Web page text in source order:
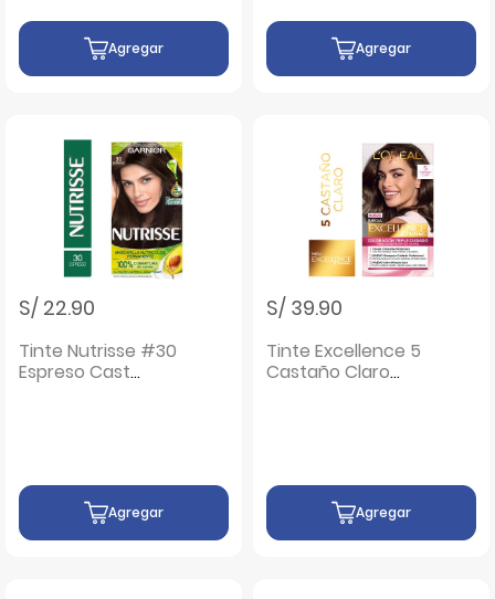
Agregar Agregar
S/ 22.90
Tinte Nutrisse #30
Espreso Cast
Agregar
S/ 39.90
Tinte Excellence 5
Castaño Claro
Agregar